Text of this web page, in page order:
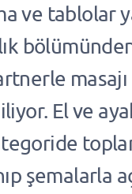
ve tablolar
masajı
El ve
şemalarla